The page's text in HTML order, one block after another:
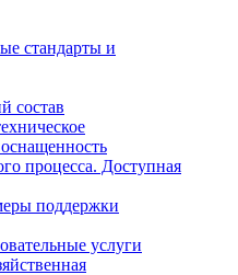
стандарты и
состав
процесса. Доступная
поддержки
услуги